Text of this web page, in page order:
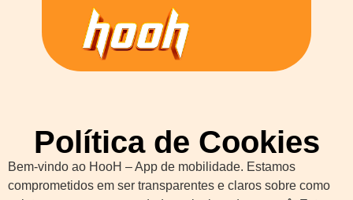
Política de Cookies
Bem-vindo ao HooH – App de mobilidade. Estamos
comprometidos em ser transparentes e claros sobre como